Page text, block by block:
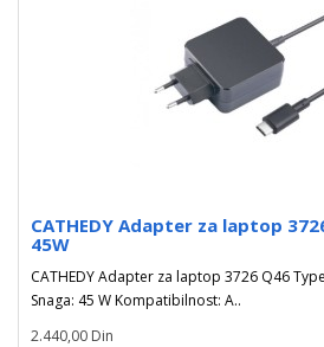
CATHEDY Adapter za laptop
45W
CATHEDY Adapter za laptop 3726 Q46
Snaga: 45 W Kompatibilnost: A..
2.440,00 Din